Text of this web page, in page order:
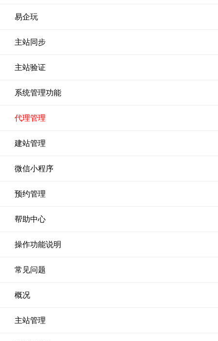
易企玩
主站同步
主站验证
系统管理功能
代理管理
建站管理
微信小程序
预约管理
帮助中心
操作功能说明
常见问题
概况
主站管理